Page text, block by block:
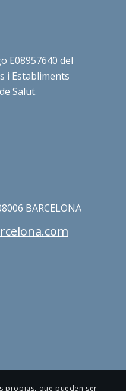
E08957640 del
i Establiments
Salut.
BARCELONA
propias, que pueden ser